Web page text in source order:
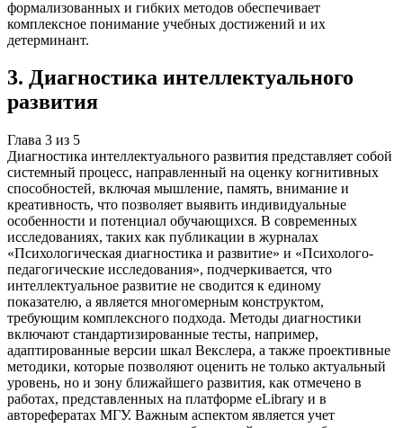
формализованных и гибких методов обеспечивает
комплексное понимание учебных достижений и их
детерминант.
3. Диагностика интеллектуального
развития
Глава 3 из 5
Диагностика интеллектуального развития представляет собой
системный процесс, направленный на оценку когнитивных
способностей, включая мышление, память, внимание и
креативность, что позволяет выявить индивидуальные
особенности и потенциал обучающихся. В современных
исследованиях, таких как публикации в журналах
«Психологическая диагностика и развитие» и «Психолого-
педагогические исследования», подчеркивается, что
интеллектуальное развитие не сводится к единому
показателю, а является многомерным конструктом,
требующим комплексного подхода. Методы диагностики
включают стандартизированные тесты, например,
адаптированные версии шкал Векслера, а также проективные
методики, которые позволяют оценить не только актуальный
уровень, но и зону ближайшего развития, как отмечено в
работах, представленных на платформе eLibrary и в
авторефератах МГУ. Важным аспектом является учет